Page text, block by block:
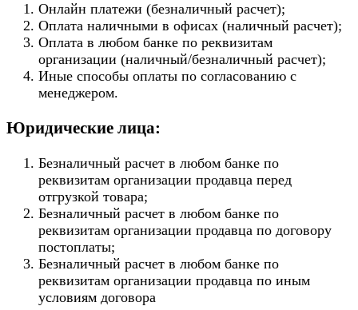
Онлайн платежи (безналичный расчет);
Оплата наличными в офисах (наличный расчет);
Оплата в любом банке по реквизитам
организации (наличный/безналичный расчет);
Иные способы оплаты по согласованию с
менеджером.
Юридические лица:
Безналичный расчет в любом банке по
реквизитам организации продавца перед
отгрузкой товара;
Безналичный расчет в любом банке по
реквизитам организации продавца по договору
постоплаты;
Безналичный расчет в любом банке по
реквизитам организации продавца по иным
условиям договора